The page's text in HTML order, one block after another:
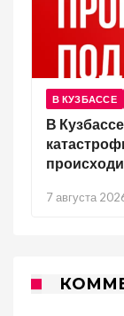
В КУЗБАССЕ
В
7 августа